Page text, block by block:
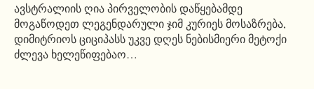
ავსტრალიის ღია პირველობის დაწყებამდე
მოგაწოდეთ ლეგენდარული ჯიმ კურიეს მოსაზრება,
დიმიტრიოს ციციპასს უკვე დღეს ნებისმიერი მეტოქი
ძლევა ხელეწიფებაო…